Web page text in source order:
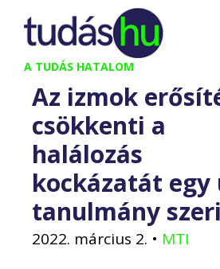
Kilépés
tartalomba
A TUDÁS HATALOM
Az izmok
csökkenti a
halálozás
kockázatát egy
tanulmány
2022. március 2. • MTI